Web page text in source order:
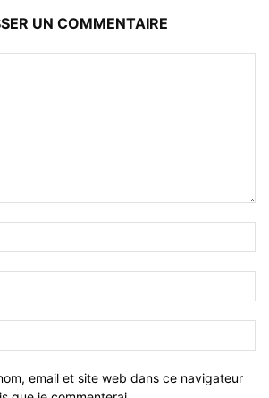
UN COMMENTAIRE
email et site web dans ce navigateur